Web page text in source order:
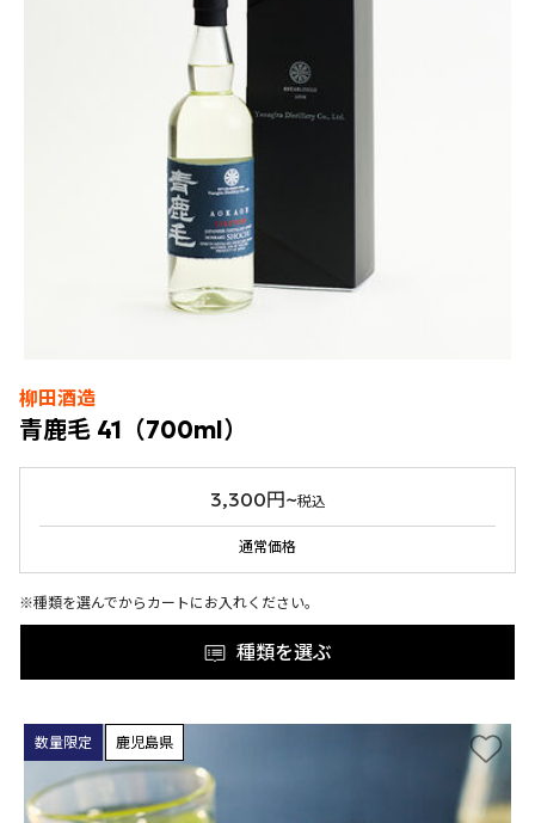
柳田酒造
青鹿毛 41（700ml）
3,300円~税込
通常価格
※種類を選んでからカートにお入れください。
種類を選ぶ
数量限定 鹿児島県